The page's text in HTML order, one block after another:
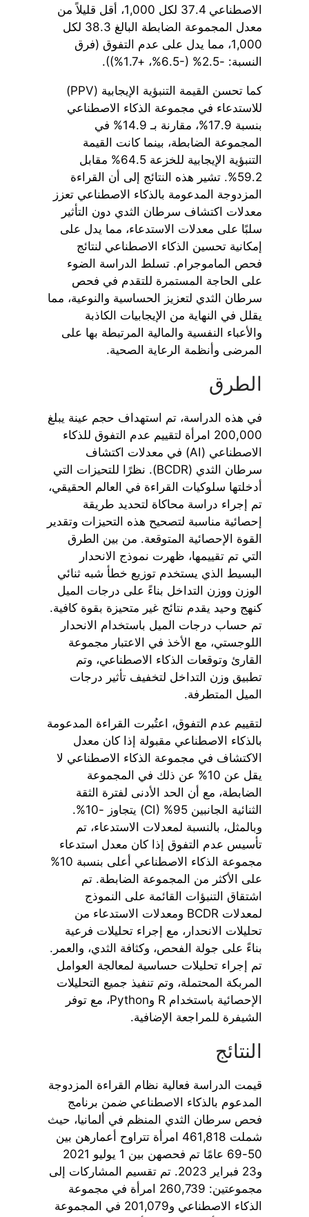
الاصطناعي 37.4 لكل 1,000، أقل قليلاً من
معدل المجموعة الضابطة البالغ 38.3 لكل
1,000، مما يدل على عدم التفوق (فرق
النسبة: -2.5% (-6.5%، +1.7%)).
كما تحسن القيمة التنبؤية الإيجابية (PPV)
للاستدعاء في مجموعة الذكاء الاصطناعي
بنسبة 17.9%، مقارنة بـ 14.9% في
المجموعة الضابطة، بينما كانت القيمة
التنبؤية الإيجابية للخزعة 64.5% مقابل
59.2%. تشير هذه النتائج إلى أن القراءة
المزدوجة المدعومة بالذكاء الاصطناعي تعزز
معدلات اكتشاف سرطان الثدي دون التأثير
سلبًا على معدلات الاستدعاء، مما يدل على
إمكانية تحسين الذكاء الاصطناعي لنتائج
فحص الماموجرام. تسلط الدراسة الضوء
على الحاجة المستمرة للتقدم في فحص
سرطان الثدي لتعزيز الحساسية والنوعية، مما
يقلل في النهاية من الإيجابيات الكاذبة
والأعباء النفسية والمالية المرتبطة بها على
المرضى وأنظمة الرعاية الصحية.
الطرق
في هذه الدراسة، تم استهداف حجم عينة يبلغ
200,000 امرأة لتقييم عدم التفوق للذكاء
الاصطناعي (AI) في معدلات اكتشاف
سرطان الثدي (BCDR). نظرًا للتحيزات التي
أدخلتها سلوكيات القراءة في العالم الحقيقي،
تم إجراء دراسة محاكاة لتحديد طريقة
إحصائية مناسبة لتصحيح هذه التحيزات وتقدير
القوة الإحصائية المتوقعة. من بين الطرق
التي تم تقييمها، ظهرت نموذج الانحدار
البسيط الذي يستخدم توزيع خطأ شبه ثنائي
الوزن ووزن التداخل بناءً على درجات الميل
كنهج وحيد يقدم نتائج غير متحيزة بقوة كافية.
تم حساب درجات الميل باستخدام الانحدار
اللوجستي، مع الأخذ في الاعتبار مجموعة
القارئ وتوقعات الذكاء الاصطناعي، وتم
تطبيق وزن التداخل لتخفيف تأثير درجات
الميل المتطرفة.
لتقييم عدم التفوق، اعتُبرت القراءة المدعومة
بالذكاء الاصطناعي مقبولة إذا كان معدل
الاكتشاف في مجموعة الذكاء الاصطناعي لا
يقل عن 10% عن ذلك في المجموعة
الضابطة، مع أن الحد الأدنى لفترة الثقة
الثنائية الجانبين 95% (CI) يتجاوز -10%.
وبالمثل، بالنسبة لمعدلات الاستدعاء، تم
تأسيس عدم التفوق إذا كان معدل استدعاء
مجموعة الذكاء الاصطناعي أعلى بنسبة 10%
على الأكثر من المجموعة الضابطة. تم
اشتقاق التنبؤات القائمة على النموذج
لمعدلات BCDR ومعدلات الاستدعاء من
تحليلات الانحدار، مع إجراء تحليلات فرعية
بناءً على جولة الفحص، وكثافة الثدي، والعمر.
تم إجراء تحليلات حساسية لمعالجة العوامل
المربكة المحتملة، وتم تنفيذ جميع التحليلات
الإحصائية باستخدام R وPython، مع توفر
الشيفرة للمراجعة الإضافية.
النتائج
قيمت الدراسة فعالية نظام القراءة المزدوجة
المدعوم بالذكاء الاصطناعي ضمن برنامج
فحص سرطان الثدي المنظم في ألمانيا، حيث
شملت 461,818 امرأة تتراوح أعمارهن بين
50-69 عامًا تم فحصهن بين 1 يوليو 2021
و23 فبراير 2023. تم تقسيم المشاركات إلى
مجموعتين: 260,739 امرأة في مجموعة
الذكاء الاصطناعي و201,079 في المجموعة